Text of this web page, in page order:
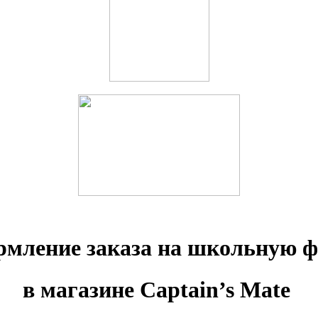
заказа на школьную
в магазине Captain’s Mate